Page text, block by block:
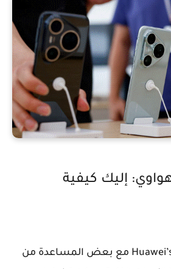
إليك كيفية
مع بعض المساعدة من Huawei’s AppGallery وبعض